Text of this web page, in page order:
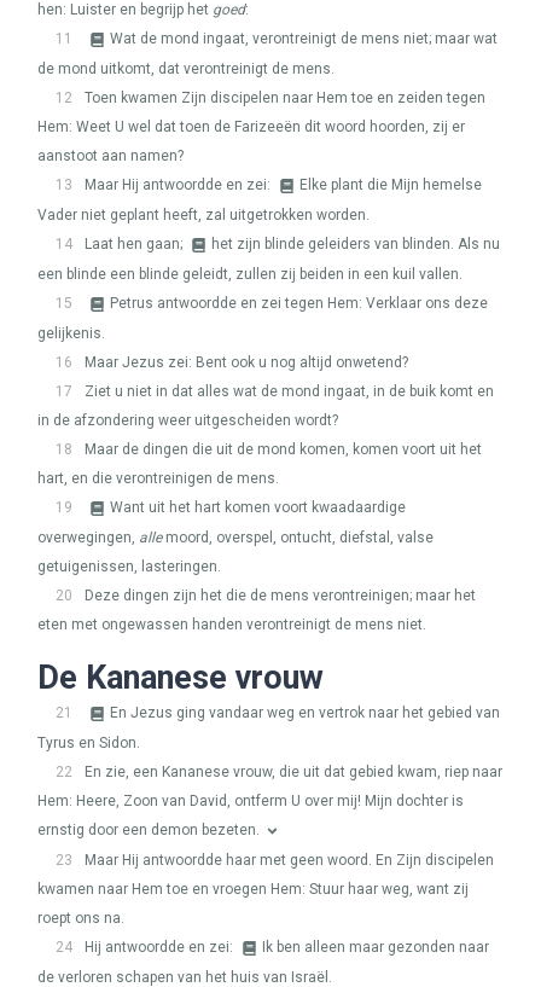
hen: Luister en begrijp het goed:
11
Wat de mond ingaat, verontreinigt de mens niet; maar wat
de mond uitkomt, dat verontreinigt de mens.
12
Toen kwamen Zijn discipelen naar Hem toe en zeiden tegen
Hem: Weet U wel dat toen de Farizeeën dit woord hoorden, zij er
aanstoot aan namen?
13
Maar Hij antwoordde en zei:
Elke plant die Mijn hemelse
Vader niet geplant heeft, zal uitgetrokken worden.
14
Laat hen gaan;
het zijn blinde geleiders van blinden. Als nu
een blinde een blinde geleidt, zullen zij beiden in een kuil vallen.
15
Petrus antwoordde en zei tegen Hem: Verklaar ons deze
gelijkenis.
16
Maar Jezus zei: Bent ook u nog altijd onwetend?
17
Ziet u niet in dat alles wat de mond ingaat, in de buik komt en
in de afzondering weer uitgescheiden wordt?
18
Maar de dingen die uit de mond komen, komen voort uit het
hart, en die verontreinigen de mens.
19
Want uit het hart komen voort kwaadaardige
overwegingen, allemoord, overspel, ontucht, diefstal, valse
getuigenissen, lasteringen.
20
Deze dingen zijn het die de mens verontreinigen; maar het
eten met ongewassen handen verontreinigt de mens niet.
De Kananese vrouw
21
En Jezus ging vandaar weg en vertrok naar het gebied van
Tyrus en Sidon.
22
En zie, een Kananese vrouw, die uit dat gebied kwam, riep naar
Hem: Heere, Zoon van David, ontferm U over mij! Mijn dochter is
ernstig door een demon bezeten.
23
Maar Hij antwoordde haar met geen woord. En Zijn discipelen
kwamen naar Hem toe en vroegen Hem: Stuur haar weg, want zij
roept ons na.
24
Hij antwoordde en zei:
Ik ben alleen maar gezonden naar
de verloren schapen van het huis van Israël.